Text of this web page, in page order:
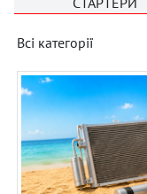
Всі категорії